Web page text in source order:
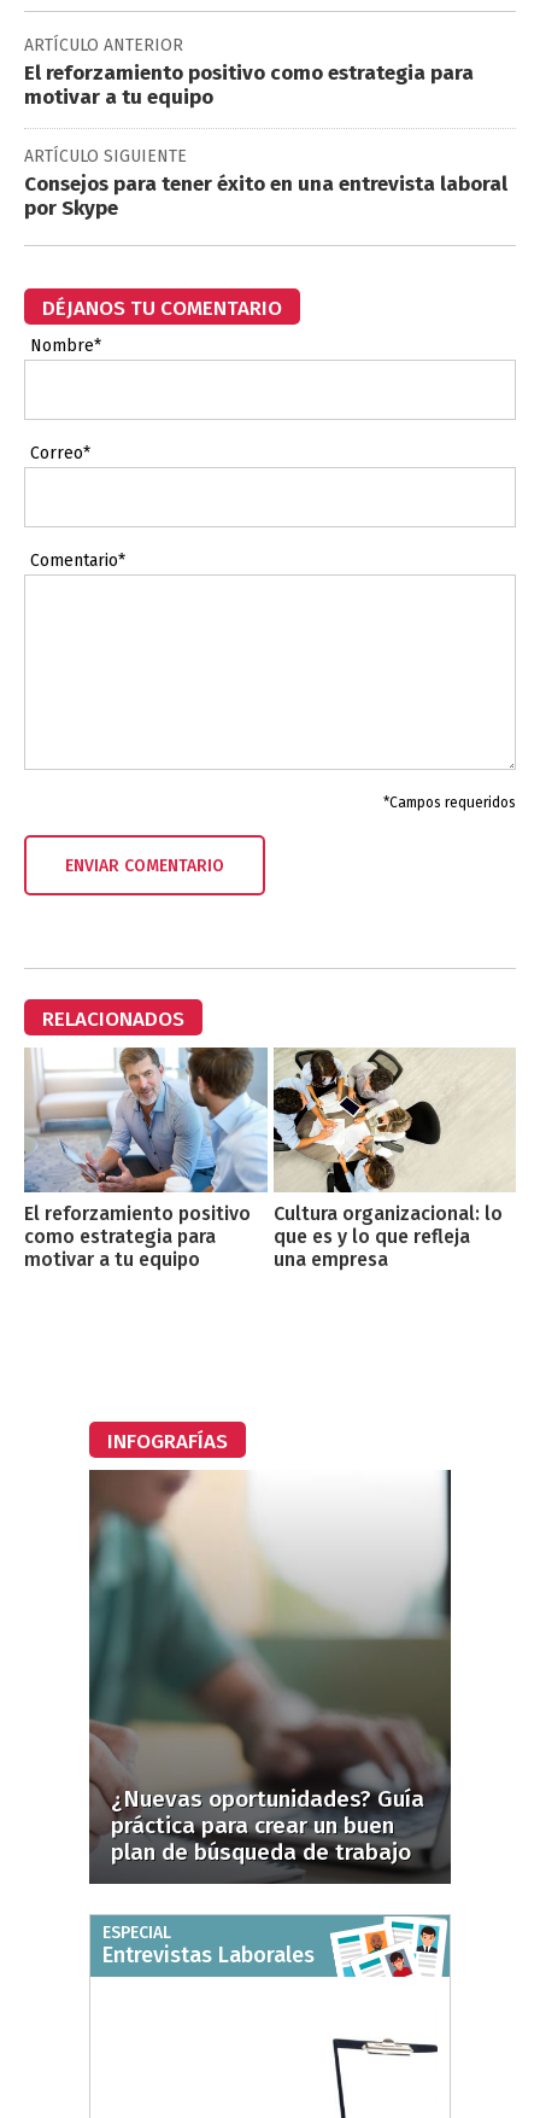
ARTÍCULO ANTERIOR
El reforzamiento positivo como estrategia para
motivar a tu equipo
ARTÍCULO SIGUIENTE
Consejos para tener éxito en una entrevista laboral
por Skype
DÉJANOS TU COMENTARIO
Nombre*
Correo*
Comentario*
*Campos requeridos
RELACIONADOS
El reforzamiento positivo
como estrategia para
motivar a tu equipo
Cultura organizacional: lo
que es y lo que refleja
una empresa
INFOGRAFÍAS
¿Nuevas oportunidades? Guía
práctica para crear un buen
plan de búsqueda de trabajo
ESPECIAL
Entrevistas Laborales